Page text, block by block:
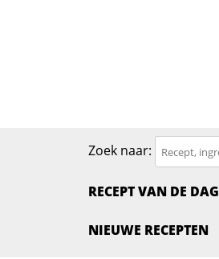
Zoek naar:
RECEPT VAN DE DAG
NIEUWE RECEPTEN